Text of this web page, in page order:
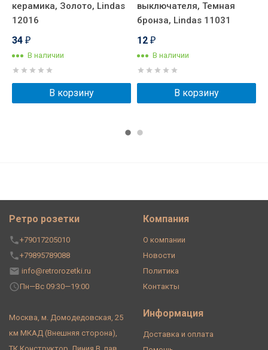
керамика, Золото, Lindas
12016
34 ₽
В наличии
В корзину
выключателя, Темная
бронза, Lindas 11031
12 ₽
В наличии
В корзину
Ретро розетки
+79017205010
+79895789088
info@retrorozetki.ru
Пн—Вс 09:30—19:00
Москва, м. Домодедовская, 25
км МКАД (Внешняя сторона),
Компания
О компании
Новости
Политика
Контакты
Информация
Доставка и оплата